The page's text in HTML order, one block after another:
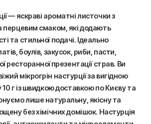
— яскраві ароматні листочки з
перцевим смаком, які додають
та стильної подачі. Ідеально
боулів, закусок, риби, пасти,
ресторанної презентації страв. Ви
мікрогрін настурції за вигідною
10 г із швидкою доставкою по Києву та
лише натуральну, якісну та
без хімічних домішок. Настурція